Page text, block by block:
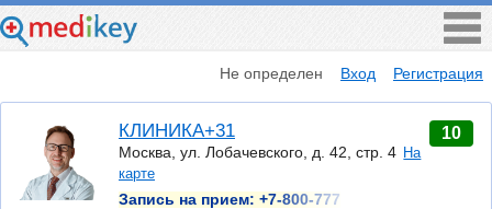
Не определен Вход Регистрация
КЛИНИКА+31
Москва, ул. Лобачевского, д. 42, стр. 4 На
карте
Запись на прием: +7-800-777
10